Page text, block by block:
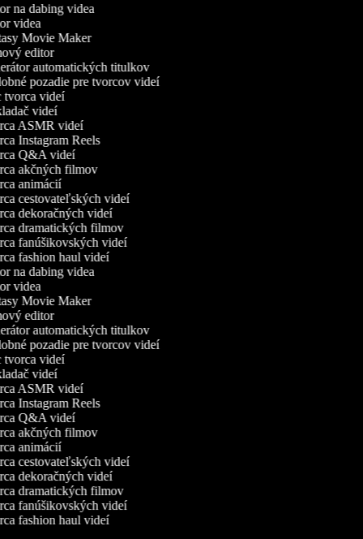
na dabing videa
videa
Movie Maker
editor
automatických titulkov
pozadie pre tvorcov videí
videí
videí
ASMR videí
Instagram Reels
Q&A videí
akčných filmov
animácií
cestovateľských videí
dekoračných videí
dramatických filmov
fanúšikovských videí
fashion haul videí
na dabing videa
videa
Movie Maker
editor
automatických titulkov
pozadie pre tvorcov videí
videí
videí
ASMR videí
Instagram Reels
Q&A videí
akčných filmov
animácií
cestovateľských videí
dekoračných videí
dramatických filmov
fanúšikovských videí
fashion haul videí